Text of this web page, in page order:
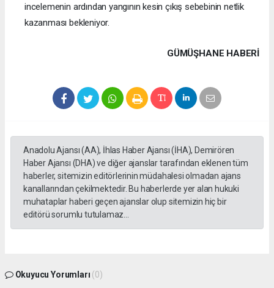
incelemenin ardından yangının kesin çıkış sebebinin netlik
kazanması bekleniyor.
GÜMÜŞHANE HABERİ
Anadolu Ajansı (AA), İhlas Haber Ajansı (İHA), Demirören
Haber Ajansı (DHA) ve diğer ajanslar tarafından eklenen tüm
haberler, sitemizin editörlerinin müdahalesi olmadan ajans
kanallarından çekilmektedir. Bu haberlerde yer alan hukuki
muhataplar haberi geçen ajanslar olup sitemizin hiç bir
editörü sorumlu tutulamaz...
Okuyucu Yorumları (0)